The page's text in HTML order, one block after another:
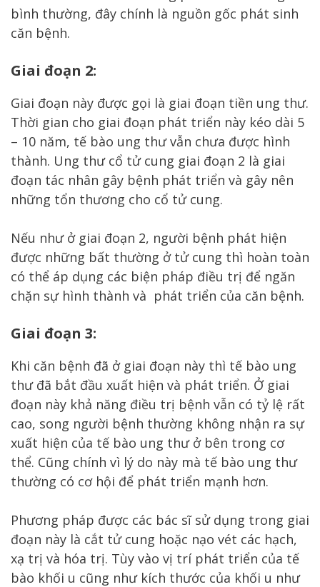
bình thường, đây chính là nguồn gốc phát sinh
căn bệnh.
Giai đoạn 2:
Giai đoạn này được gọi là giai đoạn tiền ung thư.
Thời gian cho giai đoạn phát triển này kéo dài 5
– 10 năm, tế bào ung thư vẫn chưa được hình
thành. Ung thư cổ tử cung giai đoạn 2 là giai
đoạn tác nhân gây bệnh phát triển và gây nên
những tổn thương cho cổ tử cung.
Nếu như ở giai đoạn 2, người bệnh phát hiện
được những bất thường ở tử cung thì hoàn toàn
có thể áp dụng các biện pháp điều trị để ngăn
chặn sự hình thành và phát triển của căn bệnh.
Giai đoạn 3:
Khi căn bệnh đã ở giai đoạn này thì tế bào ung
thư đã bắt đầu xuất hiện và phát triển. Ở giai
đoạn này khả năng điều trị bệnh vẫn có tỷ lệ rất
cao, song người bệnh thường không nhận ra sự
xuất hiện của tế bào ung thư ở bên trong cơ
thể. Cũng chính vì lý do này mà tế bào ung thư
thường có cơ hội để phát triển mạnh hơn.
Phương pháp được các bác sĩ sử dụng trong giai
đoạn này là cắt tử cung hoặc nạo vét các hạch,
xạ trị và hóa trị. Tùy vào vị trí phát triển của tế
bào khối u cũng như kích thước của khối u như